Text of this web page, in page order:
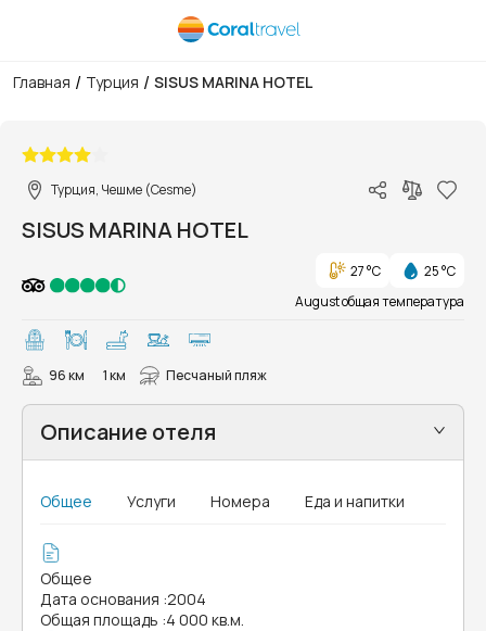
Главная / Турция / SISUS MARINA HOTEL
Турция, Чешме (Cesme)
SISUS MARINA HOTEL
27 °C
25 °C
August общая температура
96 км 1 км Песчаный пляж
Описание отеля
Общее Услуги Номера Еда и напитки
Общее
Дата основания :2004
Общая площадь :4 000 кв.м.